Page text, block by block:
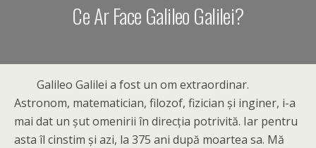
Ce Ar Face Galileo Galilei?
Galileo Galilei a fost un om extraordinar.
Astronom, matematician, filozof, fizician și inginer, i-a
mai dat un șut omenirii în direcția potrivită. Iar pentru
asta îl cinstim și azi, la 375 ani după moartea sa. Mă